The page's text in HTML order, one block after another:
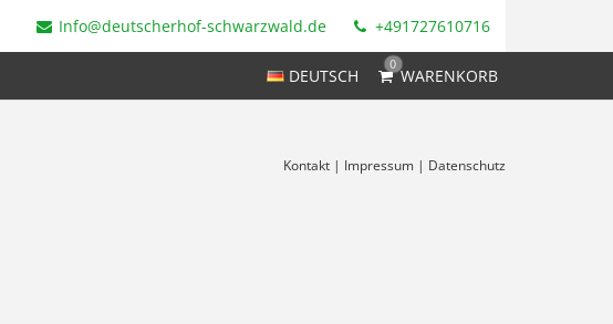
Info@deutscherhof-schwarzwald.de +491727610716
DEUTSCH
0
WARENKORB
Kontakt | Impressum | Datenschutz